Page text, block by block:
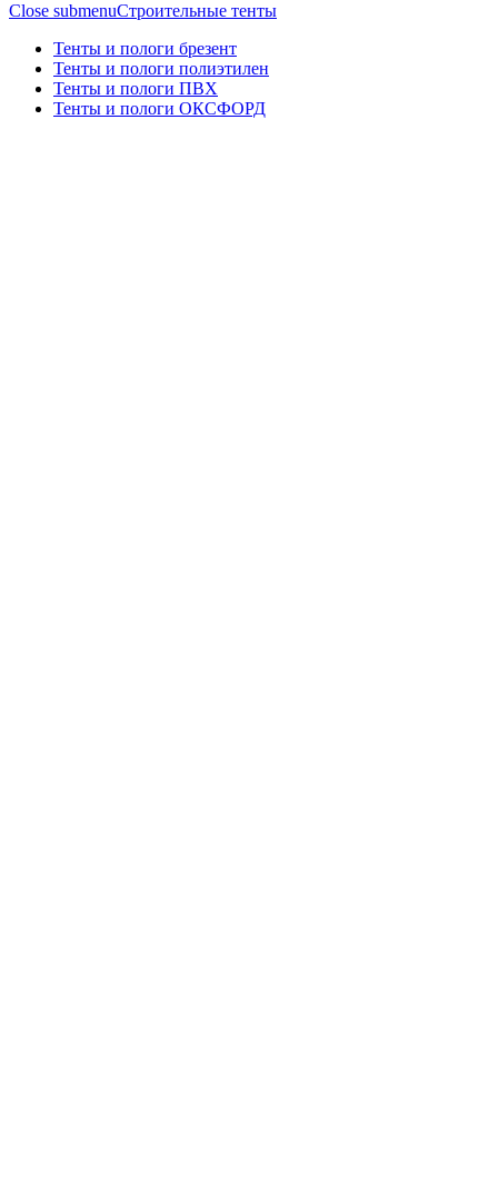
Close submenuСтроительные тенты
Тенты и пологи брезент
Тенты и пологи полиэтилен
Тенты и пологи ПВХ
Тенты и пологи ОКСФОРД